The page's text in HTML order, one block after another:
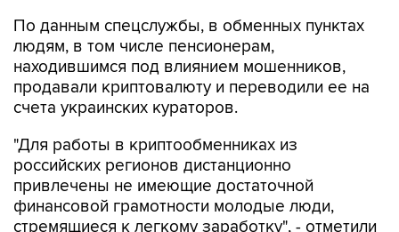
По данным спецслужбы, в обменных пунктах
людям, в том числе пенсионерам,
находившимся под влиянием мошенников,
продавали криптовалюту и переводили ее на
счета украинских кураторов.
"Для работы в криптообменниках из
российских регионов дистанционно
привлечены не имеющие достаточной
финансовой грамотности молодые люди,
стремящиеся к легкому заработку", - отметили